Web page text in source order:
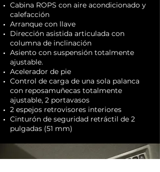
Cabina ROPS con aire acondicionado y
calefacción
Arranque con llave
Dirección asistida articulada con
columna de inclinación
Asiento con suspensión totalmente
ajustable.
Acelerador de pie
Control de carga de una sola palanca
con reposamuñecas totalmente
ajustable, 2 portavasos
2 espejos retrovisores interiores
Cinturón de seguridad retráctil de 2
pulgadas (51 mm)